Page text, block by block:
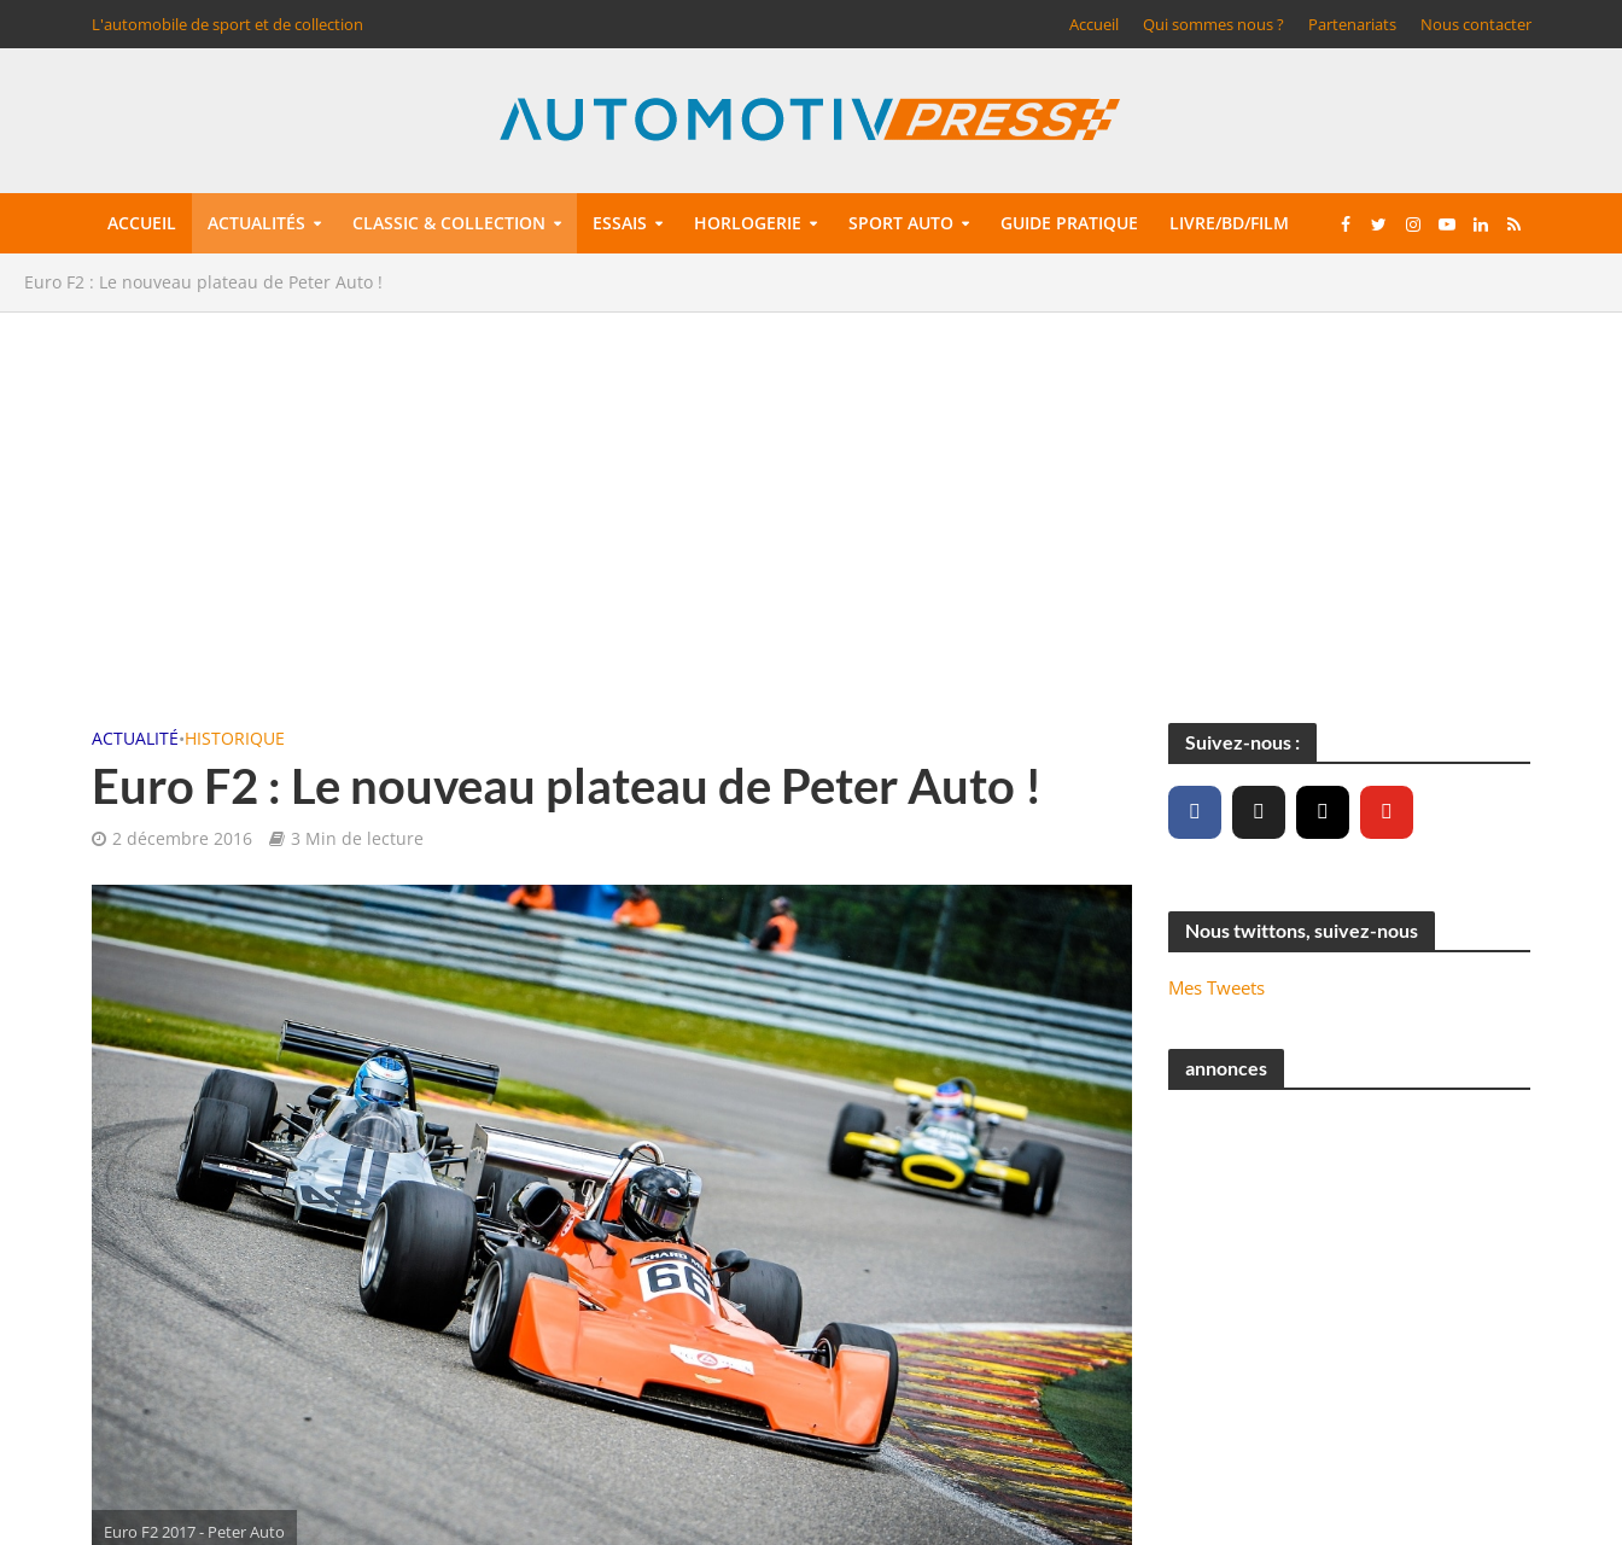
L'automobile de sport et de collection Accueil Qui sommes nous ? Partenariats Nous contacter
ACCUEIL ACTUALITÉS CLASSIC & COLLECTION ESSAIS HORLOGERIE SPORT AUTO GUIDE PRATIQUE LIVRE/BD/FILM
Euro F2 : Le nouveau plateau de Peter Auto !
ACTUALITÉ•HISTORIQUE
Euro F2 : Le nouveau plateau de Peter Auto !
2 décembre 2016 3 Min de lecture
Euro F2 2017 - Peter Auto
Suivez-nous :
Nous twittons, suivez-nous
Mes Tweets
annonces